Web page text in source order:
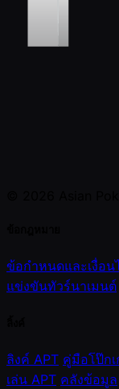
ข้อกำหนดและเงื่อน
แข่งขันทัวร์นาเมนต์
ลิงค์ APT คู่มือโป๊กเ
เล่น APT คลังข้อมูล